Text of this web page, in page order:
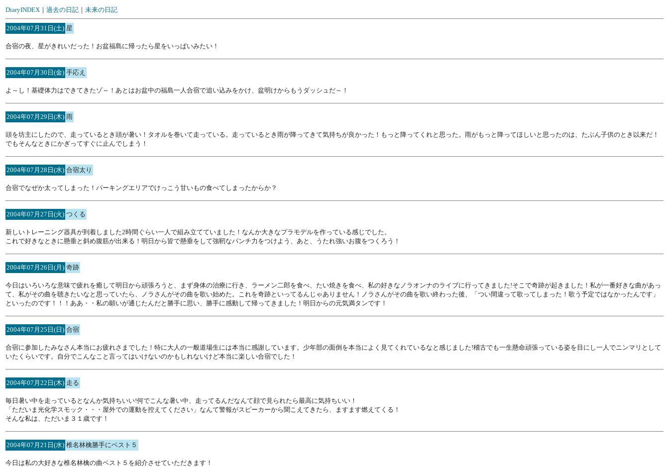
DiaryINDEX ｜ 過去の日記 ｜ 未来の日記
2004年07月31日(土) 星
合宿の夜、星がきれいだった！お盆福島に帰ったら星をいっぱいみたい！
2004年07月30日(金) 手応え
よ～し！基礎体力はできてきたゾ～！あとはお盆中の福島一人合宿で追い込みをかけ、盆明けからもうダッシュだ～！
2004年07月29日(木) 雨
頭を坊主にしたので、走っているとき頭が暑い！タオルを巻いて走っている。走っているとき雨が降ってきて気持ちが良かった！もっと降ってくれと思った。雨がもっと降ってほしいと思ったのは、たぶん子供のとき以来だ！
でもそんなときにかぎってすぐに止んでしまう！
2004年07月28日(水) 合宿太り
合宿でなぜか太ってしまった！パーキングエリアでけっこう甘いもの食べてしまったからか？
2004年07月27日(火) つくる
新しいトレーニング器具が到着しました2時間ぐらい一人で組み立てていました！なんか大きなプラモデルを作っている感じでした。
これで好きなときに懸垂と斜め腹筋が出来る！明日から皆で懸垂をして強靭なパンチ力をつけよう、あと、うたれ強いお腹をつくろう！
2004年07月26日(月) 奇跡
今日はいろいろな意味で疲れを癒して明日から頑張ろうと、まず身体の治療に行き、ラーメン二郎を食べ、たい焼きを食べ、私の好きなノラオンナのライブに行ってきました!そこで奇跡が起きました！私が一番好きな曲があっ
て、私がその曲を聴きたいなと思っていたら、ノラさんがその曲を歌い始めた。これを奇跡といってるんじゃありません！ノラさんがその曲を歌い終わった後、「つい間違って歌ってしまった！歌う予定ではなかったんです」
といったのです！！！ああ・・私の願いが通じたんだと勝手に思い、勝手に感動して帰ってきました！明日からの元気満タンです！
2004年07月25日(日) 合宿
合宿に参加したみなさん本当にお疲れさまでした！特に大人の一般道場生には本当に感謝しています。少年部の面倒を本当によく見てくれているなと感じました!稽古でも一生懸命頑張っている姿を目にし一人でニンマリとして
いたくらいです。自分でこんなこと言ってはいけないのかもしれないけど本当に楽しい合宿でした！
2004年07月22日(木) 走る
毎日暑い中を走っているとなんか気持ちいい!何でこんな暑い中、走ってるんだなんて顔で見られたら最高に気持ちいい！
「ただいま光化学スモック・・・屋外での運動を控えてください」なんて警報がスピーカーから聞こえてきたら、ますます燃えてくる！
そんな私は、ただいま３１歳です！
2004年07月21日(水) 椎名林檎勝手にベスト５
今日は私の大好きな椎名林檎の曲ベスト５を紹介させていただきます！